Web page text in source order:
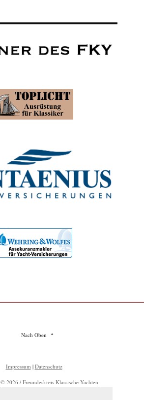
Nach Oben
Impressum | Datenschutz
© 2026 / Freundeskreis Klassische Yachten